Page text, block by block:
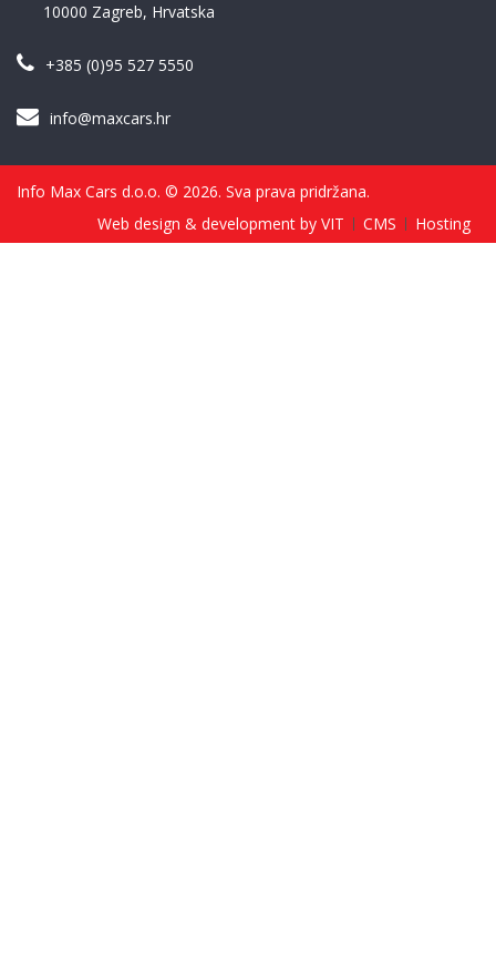
10000 Zagreb, Hrvatska
+385 (0)95 527 5550
info@maxcars.hr
Info Max Cars d.o.o. © 2026. Sva prava pridržana.
Web design & development by VIT
CMS Hosting